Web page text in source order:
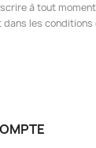
à tout
les